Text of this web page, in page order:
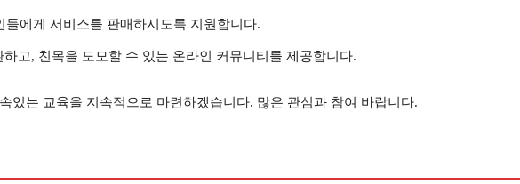
에게 서비스를 판매하시도록 지원합니다.
고, 친목을 도모할 수 있는 온라인 커뮤니티를 제공합니다.
있는 교육을 지속적으로 마련하겠습니다. 많은 관심과 참여 바랍니다.